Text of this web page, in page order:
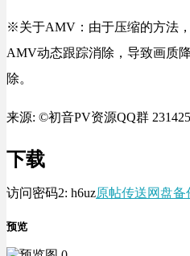
※关于AMV：由于压缩的方法
AMV动态跟踪消除，导致画质
除。
来源: ©初音PV资源QQ群
下载
访问密码2: h6uz原帖传送网盘备
预览